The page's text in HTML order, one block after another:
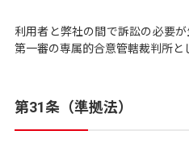
利用者と弊社の間で訴訟の必要
第一審の専属的合意管轄裁判所と
第31条（準拠法）